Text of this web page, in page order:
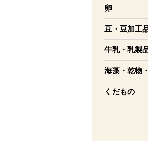
卵
を開く
豆・豆加工
を開く
牛乳・乳製
を開く
海藻・乾物
を開く
くだもの
を開く